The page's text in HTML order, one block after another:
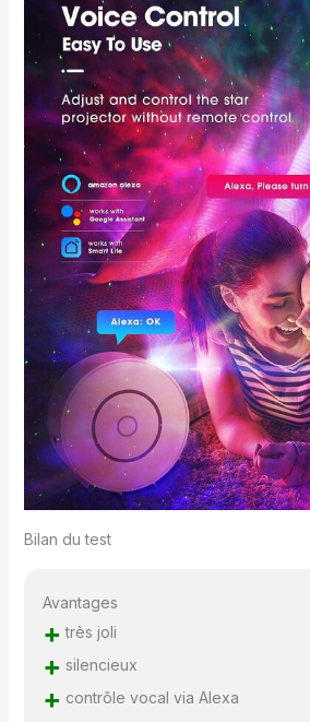
Bilan du test
Avantages
+ très joli
+ silencieux
+ contrôle vocal via Alexa